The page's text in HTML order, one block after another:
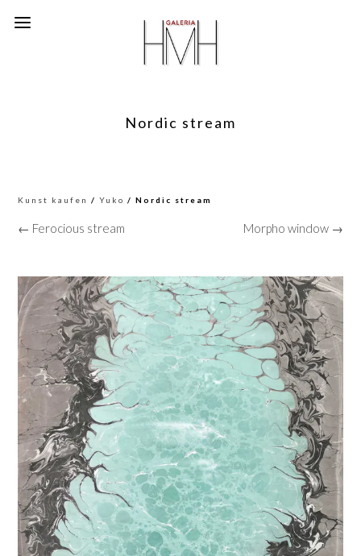
Nordic stream
Kunst kaufen /Yuko / Nordic stream
← Ferocious stream Morpho window →